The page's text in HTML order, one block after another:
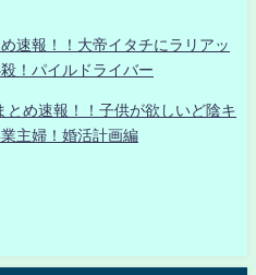
速報！！大帝イタチにラリアッ
！パイルドライバー
とめ速報！！子供が欲しいど陰キ
主婦！婚活計画編